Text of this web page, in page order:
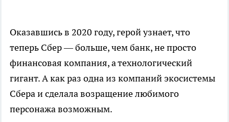
Оказавшись в 2020 году, герой узнает, что
теперь Сбер — больше, чем банк, не просто
финансовая компания, а технологический
гигант. А как раз одна из компаний экосистемы
Сбера и сделала возращение любимого
персонажа возможным.